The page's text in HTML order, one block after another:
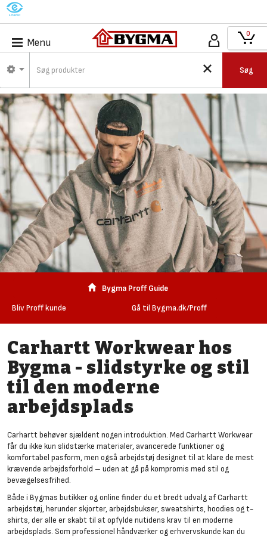
M
Menu
Søg
0
Bygma Proff Guide
Bliv Proff kunde
Gå til Bygma.dk/Proff
Carhartt Workwear hos
Bygma - slidstyrke og stil
til den moderne
arbejdsplads
Carhartt behøver sjældent nogen introduktion. Med Carhartt Workwear
får du ikke kun slidstærke materialer, avancerede funktioner og
komfortabel pasform, men også arbejdstøj designet til at klare de mest
krævende arbejdsforhold – uden at gå på kompromis med stil og
bevægelsesfrihed.
Både i Bygmas butikker og online finder du et bredt udvalg af Carhartt
arbejdstøj, herunder skjorter, arbejdsbukser, sweatshirts, hoodies og t-
shirts, der alle er skabt til at opfylde nutidens krav til en moderne
arbejdsplads. Som professionel håndværker og erhvervskunde kan du